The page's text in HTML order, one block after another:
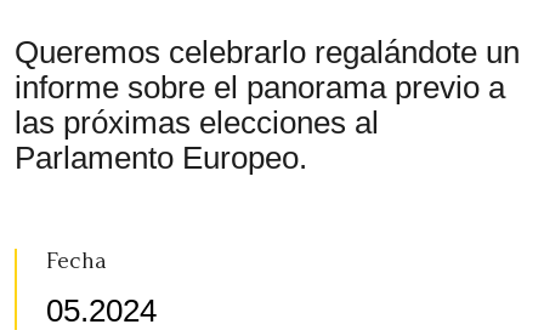
Fecha
05.2024
Queremos celebrarlo regalándote un
informe sobre el panorama previo a
las próximas elecciones al
Parlamento Europeo.